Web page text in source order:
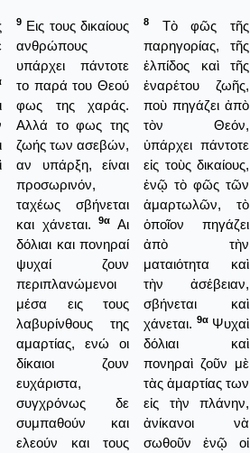
9 Εις τους δικαίους
ανθρώπους
υπάρχει πάντοτε
το παρά του Θεού
φως της χαράς.
Αλλά το φως της
ζωής των ασεβών,
αν υπάρξη, είναι
προσωρινόν,
ταχέως σβήνεται
και χάνεται.9α
Αι
δόλιαι και πονηραί
ψυχαί ζουν
περιπλανώμενοι
μέσα εις τους
λαβυρίνθους της
αμαρτίας, ενώ οι
δίκαιοι ζουν
ευχάριστα,
συγχρόνως δε
συμπαθούν και
ελεούν και τους
8
Τὸ φῶς τῆς
παρηγορίας, τῆς
ἐλπίδος καὶ τῆς
ἐναρέτου ζωῆς,
ποὺ πηγάζει ἀπὸ
τὸν Θεόν,
ὑπάρχει πάντοτε
εἰς τοὺς δικαίους,
ἐνῷ τὸ φῶς τῶν
ἁμαρτωλῶν, τὸ
ὁποῖον πηγάζει
ἀπὸ τὴν
ματαιότητα καὶ
τὴν ἀσέβειαν,
σβήνεται καὶ
χάνεται. 9αΨυχαὶ
δόλιαι καὶ
πονηραὶ ζοῦν μὲ
τὰς ἁμαρτίας των
εἰς τὴν πλάνην,
ἀνίκανοι νὰ
σωθοῦν ἐνῷ οἰ